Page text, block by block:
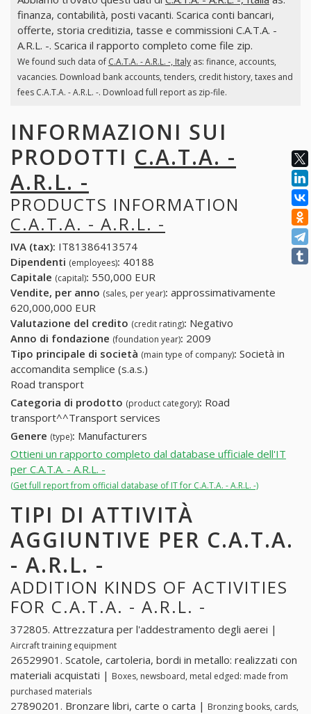
finanza, contabilità, posti vacanti. Scarica conti bancari,
offerte, storia creditizia, tasse e commissioni C.A.T.A. -
A.R.L. -. Scarica il rapporto completo come file zip.
We found such data of C.A.T.A. - A.R.L. -, Italyas: finance, accounts,
vacancies. Download bank accounts, tenders, credit history, taxes and
fees C.A.T.A. - A.R.L. -. Download full report as zip-file.
INFORMAZIONI SUI
PRODOTTI C.A.T.A. -
A.R.L. -
PRODUCTS INFORMATION
C.A.T.A. - A.R.L. -
IVA (tax): IT81386413574
Dipendenti (employees): 40188
Capitale (capital): 550,000 EUR
Vendite, per anno (sales, per year): approssimativamente
620,000,000 EUR
Valutazione del credito (credit rating): Negativo
Anno di fondazione (foundation year): 2009
Tipo principale di società (main type of company): Società in
accomandita semplice (s.a.s.)
Road transport
Categoria di prodotto (product category): Road
transport^^Transport services
Genere (type): Manufacturers
Ottieni un rapporto completo dal database ufficiale dell'IT
per C.A.T.A. - A.R.L. -
(Get full report from official database of IT for C.A.T.A. - A.R.L. -)
TIPI DI ATTIVITÀ
AGGIUNTIVE PER C.A.T.A.
- A.R.L. -
ADDITION KINDS OF ACTIVITIES
FOR C.A.T.A. - A.R.L. -
372805. Attrezzatura per l'addestramento degli aerei |
Aircraft training equipment
26529901. Scatole, cartoleria, bordi in metallo: realizzati con
materiali acquistati | Boxes, newsboard, metal edged: made from
purchased materials
27890201. Bronzare libri, carte o carta | Bronzing books, cards,